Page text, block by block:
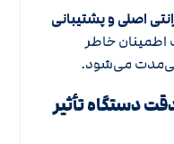
اصلی و پشتیبانی
اطمینان خاطر
می‌شود.
دستگاه تأثیر